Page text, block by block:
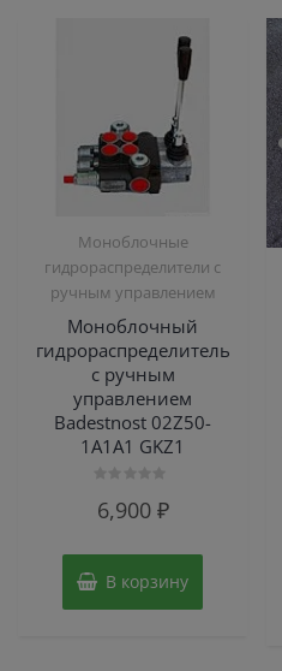
Моноблочные
гидрораспределители с
ручным управлением
Моноблочный
гидрораспределитель
с ручным
управлением
Badestnost 02Z50-
1А1А1 GKZ1
06,900 ₽
В корзину